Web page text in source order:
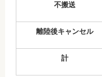
不搬送
離陸後キャンセル
計